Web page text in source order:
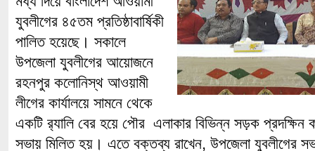
যুবলীগের ৪৫তম প্রতিষ্ঠাবার্ষিকী
পালিত হয়েছে। সকালে
উপজেলা যুবলীগের আয়োজনে
রহনপুর কলোনিস্থ আওয়ামী
লীগের কার্যালয়ে সামনে থেকে
একটি র‌্যালি বের হয়ে পৌর এলাকার বিভিন্ন সড়ক
সভায় মিলিত হয়। এতে বক্তব্য রাখেন, উপজেলা যুবলীগের